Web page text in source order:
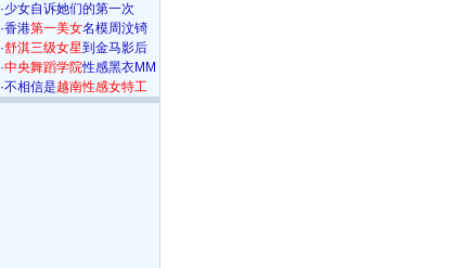
·少女自诉她们的第一次
·香港第一美女名模周汶锜
·舒淇三级女星到金马影后
·中央舞蹈学院性感黑衣MM
·不相信是越南性感女特工